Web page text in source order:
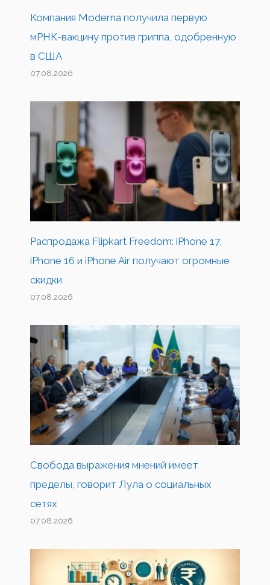
Компания Moderna получила первую
мРНК-вакцину против гриппа, одобренную
в США
07.08.2026
Распродажа Flipkart Freedom: iPhone 17,
iPhone 16 и iPhone Air получают огромные
скидки
07.08.2026
Свобода выражения мнений имеет
пределы, говорит Лула о социальных
сетях
07.08.2026